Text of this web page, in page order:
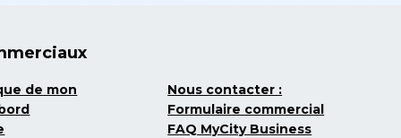
de mon
Nous contacter :
Formulaire commercial
FAQ MyCity Business